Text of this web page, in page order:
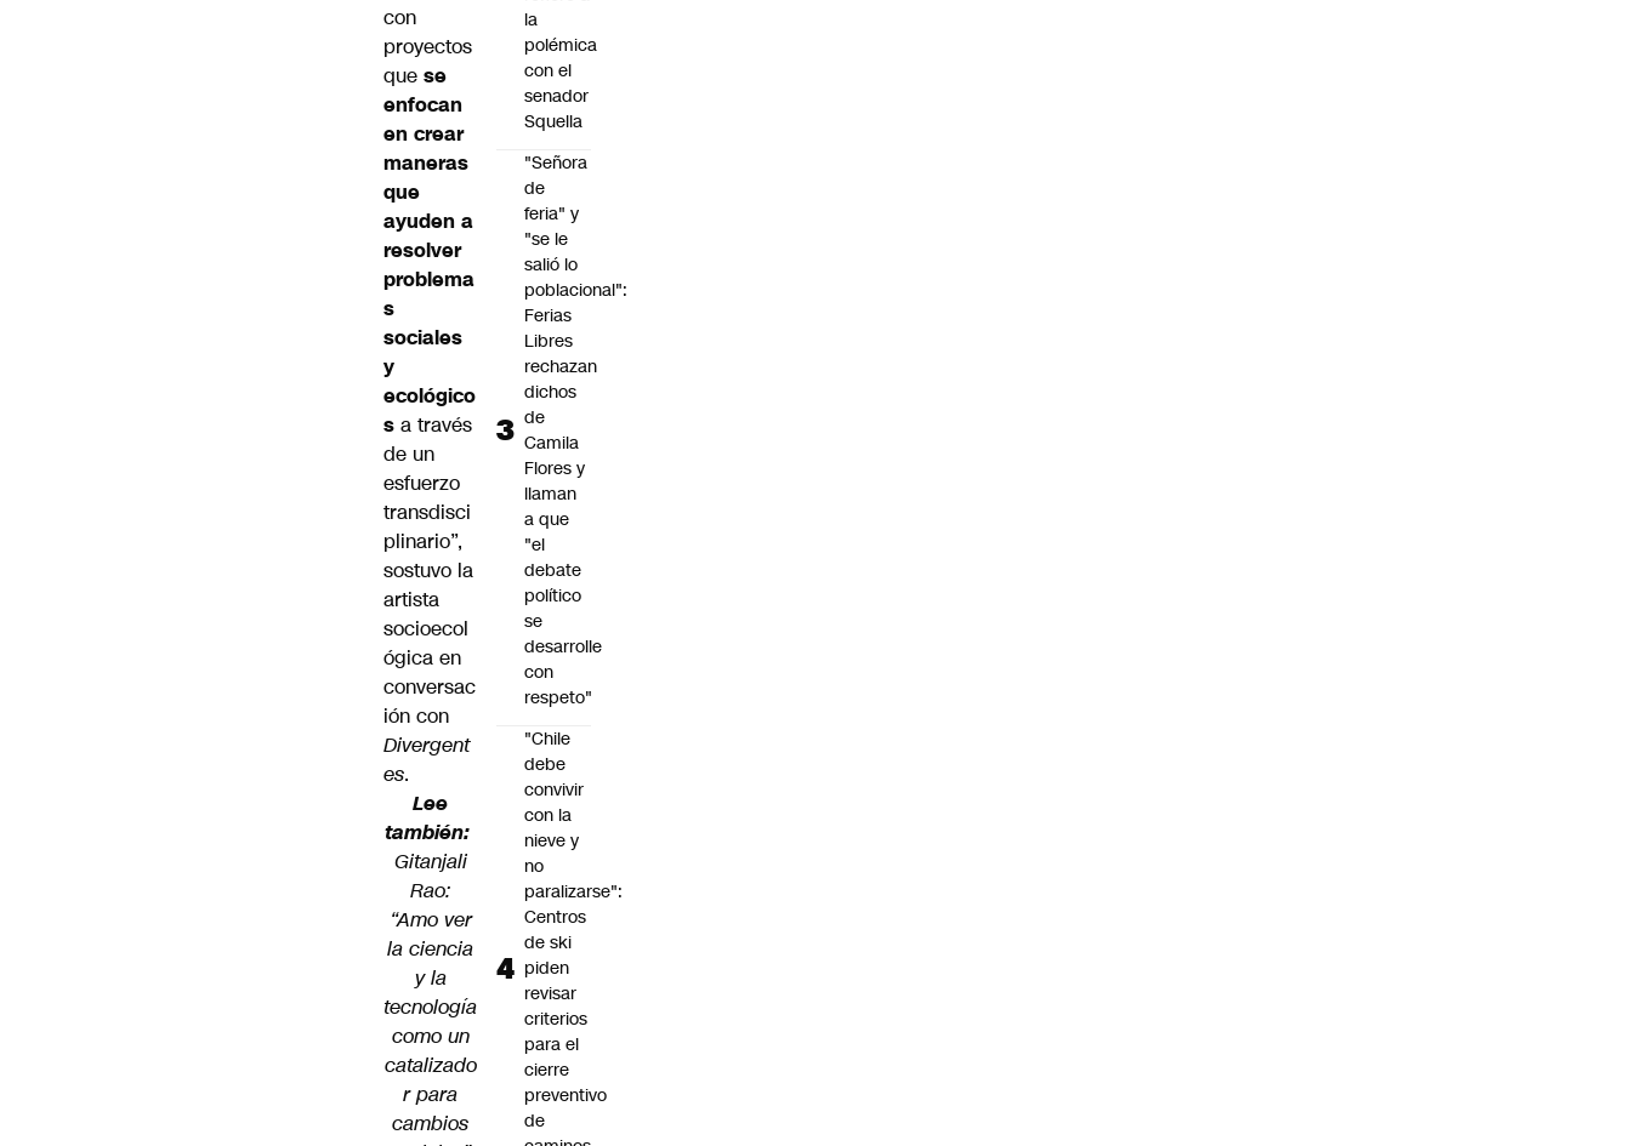
con
proyectos
que se
enfocan
en crear
maneras
que
ayuden a
resolver
problema
s
sociales
y
ecológico
s a través
de un
esfuerzo
transdisci
plinario”,
sostuvo la
artista
socioecol
ógica en
conversac
ión con
Divergent
es.
Lee
también:
Gitanjali
Rao:
“Amo ver
la ciencia
y la
tecnología
como un
catalizado
r para
cambios
la
polémica
con el
senador
Squella
"Señora
de
feria" y
"se le
salió lo
poblacional":
Ferias
Libres
rechazan
dichos
de
Camila
Flores y
llaman
a que
"el
debate
político
se
desarrolle
con
respeto"
"Chile
debe
convivir
con la
nieve y
no
paralizarse":
Centros
de ski
piden
revisar
criterios
para el
cierre
preventivo
de